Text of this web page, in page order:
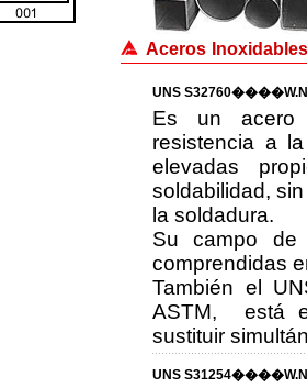
Aceros
UNS
Es un acero
resistencia a
elevadas
soldabilidad,
la soldadura.
Su campo de
comprendidas
También el
ASTM, está
sustituir
UNS